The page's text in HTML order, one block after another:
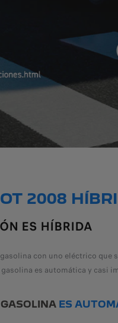
2008
ES HÍBRIDA
con uno eléctrico que
es automática y casi
ES